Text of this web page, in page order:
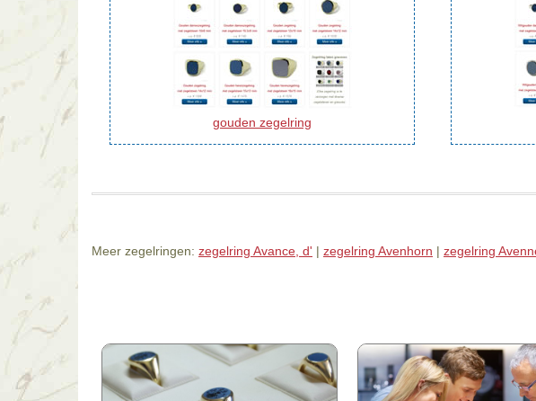
gouden zegelring
Meer zegelringen: zegelring Avance, d' | zegelring Avenhorn | zegelring